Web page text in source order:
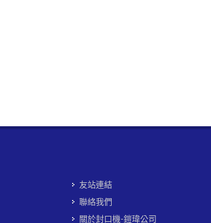
友站連結
聯絡我們
關於封口機-鎧瑋公司